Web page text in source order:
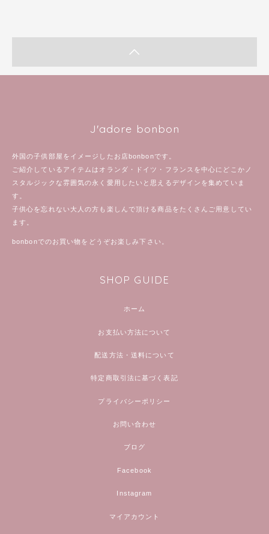
J'adore bonbon
外国の子供部屋をイメージしたお店bonbonです。
ご紹介しているアイテムはオランダ・ドイツ・フランスを中心にどこかノ
スタルジックな雰囲気の永く愛用したいと思えるデザインを集めていま
す。
子供心を忘れない大人の方も楽しんで頂ける商品をたくさんご用意してい
ます。
bonbonでのお買い物をどうぞお楽しみ下さい。
SHOP GUIDE
ホーム
お支払い方法について
配送方法・送料について
特定商取引法に基づく表記
プライバシーポリシー
お問い合わせ
ブログ
Facebook
Instagram
マイアカウント